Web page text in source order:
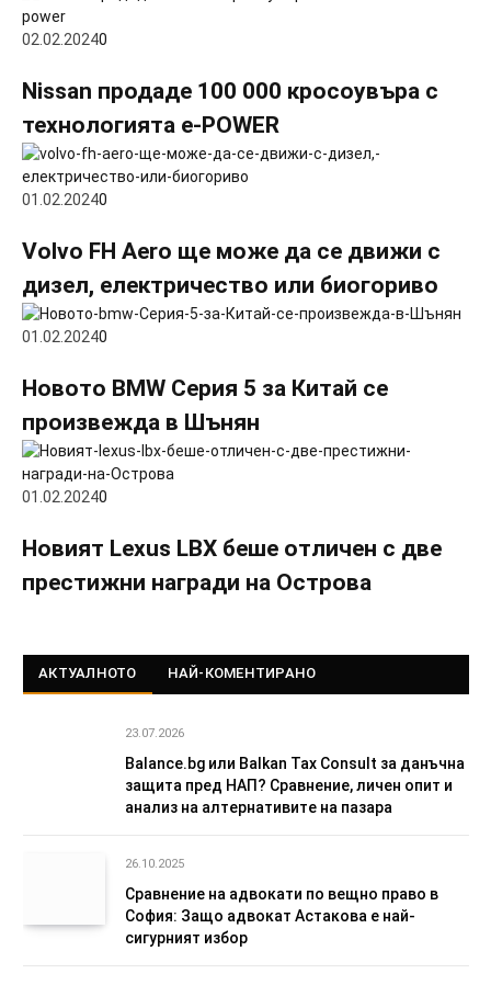
02.02.20240
Nissan продаде 100 000 кросоувъра с
технологията e-POWER
01.02.20240
Volvo FH Aero ще може да се движи с
дизел, електричество или биогориво
01.02.20240
Новото BMW Серия 5 за Китай се
произвежда в Шънян
01.02.20240
Новият Lexus LBX беше отличен с две
престижни награди на Острова
АКТУАЛНОТО НАЙ-КОМЕНТИРАНО
23.07.2026
Balance.bg или Balkan Tax Consult за данъчна
защита пред НАП? Сравнение, личен опит и
анализ на алтернативите на пазара
26.10.2025
Сравнение на адвокати по вещно право в
София: Защо адвокат Астакова е най-
сигурният избор